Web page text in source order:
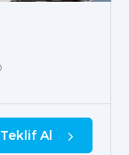
Teklif Al